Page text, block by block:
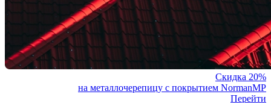
Скидка 20%
на металлочерепицу с покрытием NormanMP
Перейти